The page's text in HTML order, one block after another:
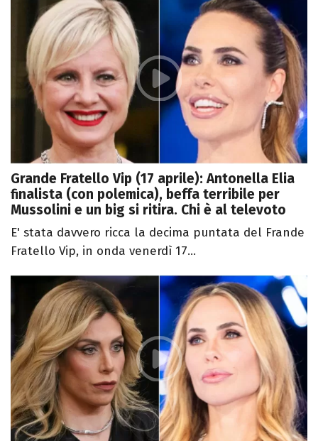
Grande Fratello Vip (17 aprile): Antonella Elia
finalista (con polemica), beffa terribile per
Mussolini e un big si ritira. Chi è al televoto
E' stata davvero ricca la decima puntata del Frande
Fratello Vip, in onda venerdì 17...